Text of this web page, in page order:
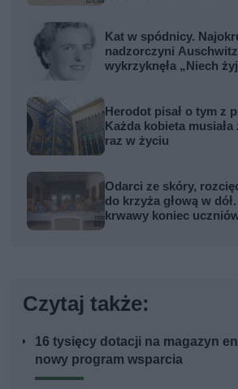
Kat w spódnicy.
nadzorczyni
wykrzyknęła „Niech
Herodot pisał o tym z
Każda kobieta
raz w życiu
Odarci ze skóry,
do krzyża głową w
krwawy koniec
Czytaj także:
16 tysięcy dotacji na magazyn
nowy program wsparcia